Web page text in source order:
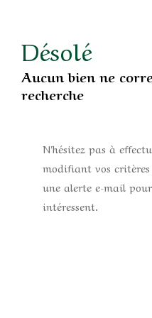
Désolé
Aucun bien ne
recherche
N'hésitez pas à
modifiant vos
une alerte e-mail
intéressent.